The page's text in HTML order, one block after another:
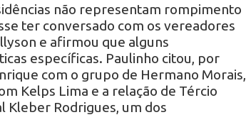
não representam rompimento
ter conversado com os vereadores
e afirmou que alguns
específicas. Paulinho citou, por
com o grupo de Hermano Morais,
Kelps Lima e a relação de Tércio
Kleber Rodrigues, um dos